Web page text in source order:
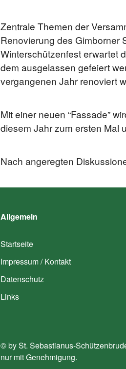
Zentrale Themen der
Renovierung des Gimborner
Winterschützenfest erwartet
dem ausgelassen gefeiert
vergangenen Jahr renoviert
Mit einer neuen “Fassade”
diesem Jahr zum ersten Mal
Nach angeregten
Allgemein
Startseite
Impressum / Kontakt
Datenschutz
Links
© by St. Sebastianus-
nur mit Genehmigung.